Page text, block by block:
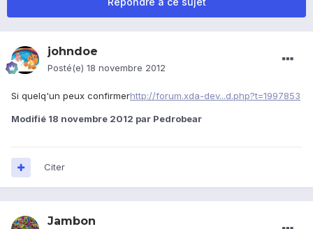
johndoe
Posté(e) 18 novembre 2012
Si quelq'un peux confirmerhttp://forum.xda-dev...d.php?t=1997853
Modifié 18 novembre 2012 par Pedrobear
Citer
Jambon